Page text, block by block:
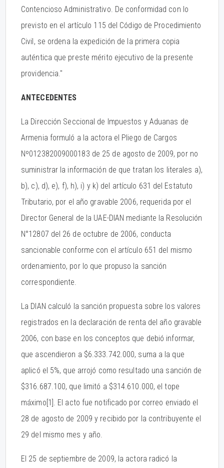
Contencioso Administrativo. De conformidad con lo
previsto en el artículo 115 del Código de Procedimiento
Civil, se ordena la expedición de la primera copia
auténtica que preste mérito ejecutivo de la presente
providencia."
ANTECEDENTES
La Dirección Seccional de Impuestos y Aduanas de
Armenia formuló a la actora el Pliego de Cargos
Nº012382009000183 de 25 de agosto de 2009, por no
suministrar la información de que tratan los literales a),
b), c), d), e), f), h), i) y k) del artículo 631 del Estatuto
Tributario, por el año gravable 2006, requerida por el
Director General de la UAE-DIAN mediante la Resolución
N°12807 del 26 de octubre de 2006, conducta
sancionable conforme con el artículo 651 del mismo
ordenamiento, por lo que propuso la sanción
correspondiente.
La DIAN calculó la sanción propuesta sobre los valores
registrados en la declaración de renta del año gravable
2006, con base en los conceptos que debió informar,
que ascendieron a $6.333.742.000, suma a la que
aplicó el 5%, que arrojó como resultado una sanción de
$316.687.100, que limitó a $314.610.000, el tope
máximo[1]. El acto fue notificado por correo enviado el
28 de agosto de 2009 y recibido por la contribuyente el
29 del mismo mes y año.
El 25 de septiembre de 2009, la actora radicó la